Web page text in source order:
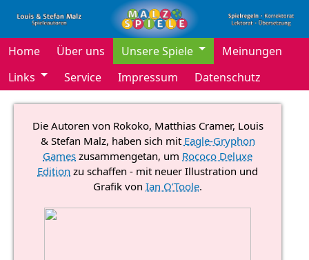
Home Über uns Unsere Spiele
Meinungen
Links
Service Impressum Datenschutz
Die Autoren von Rokoko, Matthias Cramer, Louis
& Stefan Malz, haben sich mit Eagle-Gryphon
Games zu­sam­men­ge­tan, um Rococo Deluxe
Edition zu schaffen - mit neuer Illustration und
Grafik von Ian O’Toole.